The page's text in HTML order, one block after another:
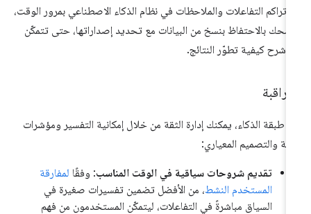
تراكم التفاعلات والملاحظات في نظام الذكاء الاصطناعي بمرور الوقت،
بالاحتفاظ بنسخ من البيانات مع تحديد إصداراتها، حتى تتمكّن
شرح كيفية تطوّر النتائج.
طبقة الذكاء، يمكنك إدارة الثقة من خلال إمكانية التفسير ومؤشرات
والتصميم المعياري:
تقديم شروحات سياقية في الوقت المناسب: وفقًالمفارقة
المستخدم النشط، من الأفضل تضمين تفسيرات صغيرة في
السياق مباشرةً في التفاعلات، ليتمكّن المستخدمون من فهم